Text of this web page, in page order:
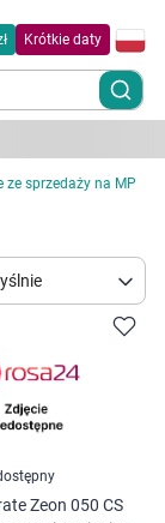
Krótkie daty
ze sprzedaży na MP
Zeon 050 CS